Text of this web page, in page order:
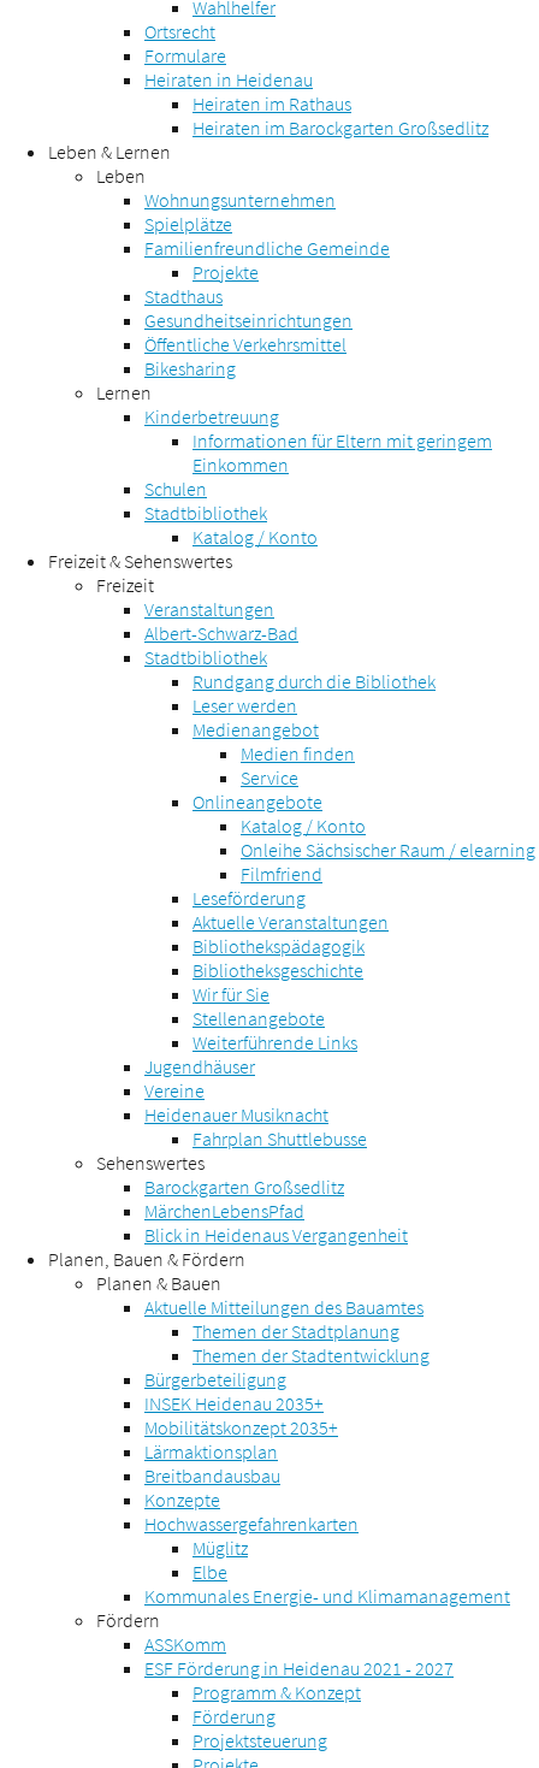
Wahlhelfer
Ortsrecht
Formulare
Heiraten in Heidenau
Heiraten im Rathaus
Heiraten im Barockgarten Großsedlitz
Leben & Lernen
Leben
Wohnungsunternehmen
Spielplätze
Familienfreundliche Gemeinde
Projekte
Stadthaus
Gesundheitseinrichtungen
Öffentliche Verkehrsmittel
Bikesharing
Lernen
Kinderbetreuung
Informationen für Eltern mit geringem
Einkommen
Schulen
Stadtbibliothek
Katalog / Konto
Freizeit & Sehenswertes
Freizeit
Veranstaltungen
Albert-Schwarz-Bad
Stadtbibliothek
Rundgang durch die Bibliothek
Leser werden
Medienangebot
Medien finden
Service
Onlineangebote
Katalog / Konto
Onleihe Sächsischer Raum / elearning
Filmfriend
Leseförderung
Aktuelle Veranstaltungen
Bibliothekspädagogik
Bibliotheksgeschichte
Wir für Sie
Stellenangebote
Weiterführende Links
Jugendhäuser
Vereine
Heidenauer Musiknacht
Fahrplan Shuttlebusse
Sehenswertes
Barockgarten Großsedlitz
MärchenLebensPfad
Blick in Heidenaus Vergangenheit
Planen, Bauen & Fördern
Planen & Bauen
Aktuelle Mitteilungen des Bauamtes
Themen der Stadtplanung
Themen der Stadtentwicklung
Bürgerbeteiligung
INSEK Heidenau 2035+
Mobilitätskonzept 2035+
Lärmaktionsplan
Breitbandausbau
Konzepte
Hochwassergefahrenkarten
Müglitz
Elbe
Kommunales Energie- und Klimamanagement
Fördern
ASSKomm
ESF Förderung in Heidenau 2021 - 2027
Programm & Konzept
Förderung
Projektsteuerung